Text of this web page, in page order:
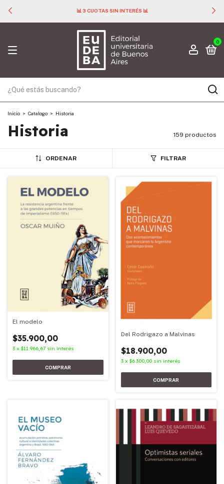
📊 3 CUOTAS SIN INTERÉS 📊
0
Inicio > Catalogo > Historia
Historia 159 productos
ORDENAR FILTRAR
El modelo
$35.900,00
3 x $11.966,67 sin interés
Del Rodrigazo a Malvinas
$18.900,00
3 x $6.300,00 sin interés